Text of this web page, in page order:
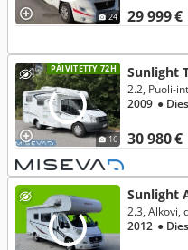
24 29 999 €
PÄIVITETTY 72H
16
Sunlight
30 980 €
2009 ●
Sunlight
2.3, Alkovi,
2012 ●